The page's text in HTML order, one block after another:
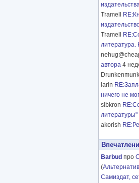
Tramell
Tramell
литература.
автора 4
larin
ничего не
sibkron
akorish
Barbud про
(
Самиздат,